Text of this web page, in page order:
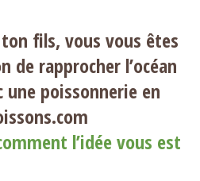
fils, vous vous êtes
de rapprocher l’océan
une poissonnerie en
l’idée vous est